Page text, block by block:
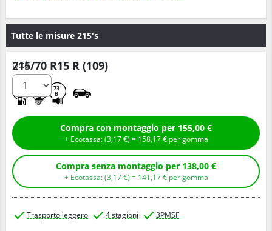
Tutte le misure 215's
215/70 R15 R (109)
73
B
Q.tà
Compra con montaggio per 155,00 €
+ Ecotassa: (3,17€ ) = 158,17€ per gomma
Compra senza montaggio per 138,00 €
+ Ecotassa: (3,17€ ) = 141,17€ per gomma
Trasporto leggero 4 stagioni 3PMSF